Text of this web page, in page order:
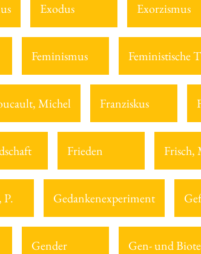
Exodus Exorzismus
Feminismus Feministische
Michel Franziskus
Frieden Frisch,
Gedankenexperiment
Gender Gen- und